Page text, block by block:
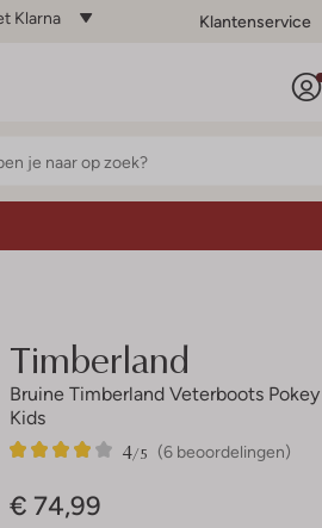
Klarna Klantenservice
Timberland
Bruine Timberland Veterboots
Kids
(6 beoordelingen)
4/5
6
4
€ 74,99